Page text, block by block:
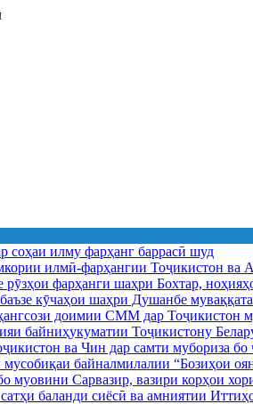
соҳаи илму фарҳанг баррасӣ шуд
илмӣ-фарҳангии Тоҷикистон ва
фарҳанги шаҳри Бохтар,
кӯчаҳои шаҳри Душанбе
доимии СММ дар Тоҷикистон
байниҳукуматии Тоҷикистону
ва Чин дар самти мубориза бо
байналмилалии “Бозиҳои
муовини Сарвазир, вазири корҳои
баланди сиёсӣ ва амниятии